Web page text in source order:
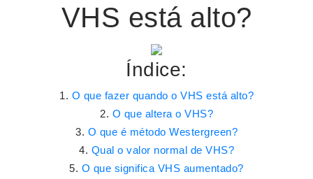
VHS está alto?
Índice:
O que fazer quando o VHS está alto?
O que altera o VHS?
O que é método Westergreen?
Qual o valor normal de VHS?
O que significa VHS aumentado?